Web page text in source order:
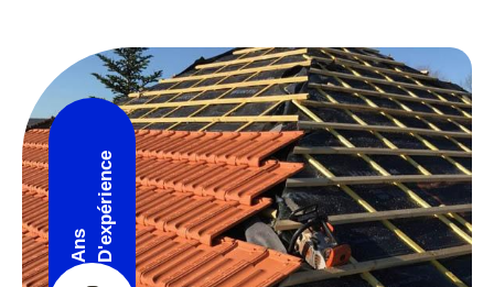
Ans D'expérience